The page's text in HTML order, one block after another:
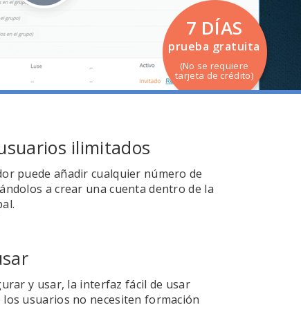
7 DÍAS
prueba gratuita
(No se requiere
tarjeta de crédito)
ilimitados
puede añadir cualquier número de
a crear una cuenta dentro de la
y usar, la interfaz fácil de usar
usuarios no necesiten formación